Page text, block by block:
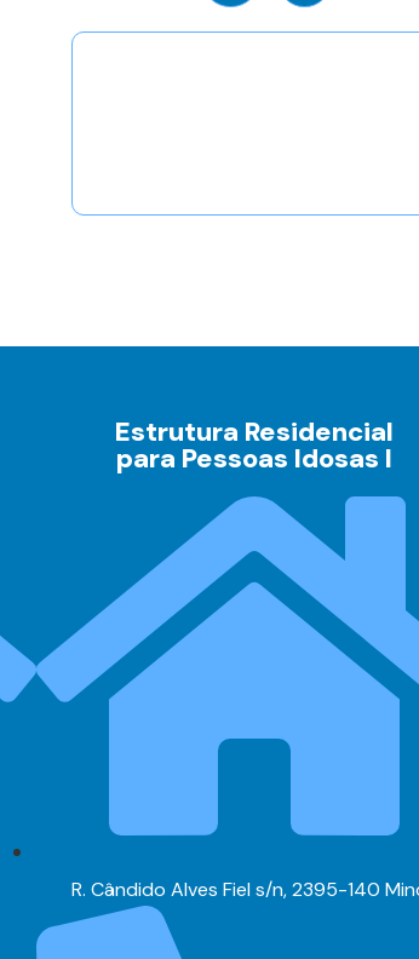
Estrutura Residencial
para Pessoas Idosas I
R. Cândido Alves Fiel s/n, 2395-140